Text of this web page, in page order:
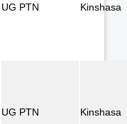
UG PTN Kinshasa
UG PTN Kinshasa